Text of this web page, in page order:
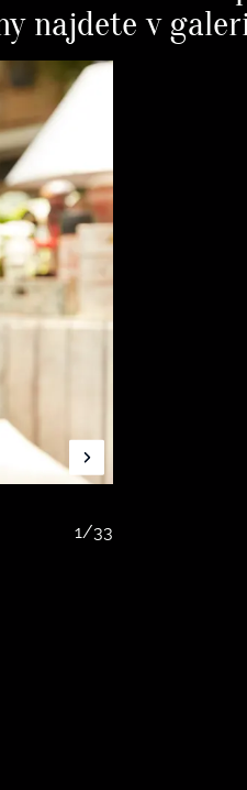
najdete v
1/33